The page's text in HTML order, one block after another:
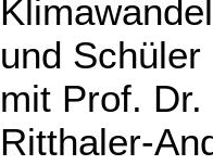
und
mit Prof.
Ritthaler-